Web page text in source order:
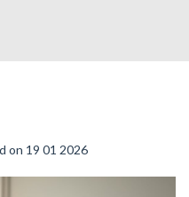
on 19 01 2026